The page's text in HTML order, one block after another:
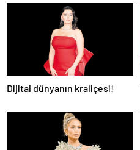
Dijital dünyanın kraliçesi!